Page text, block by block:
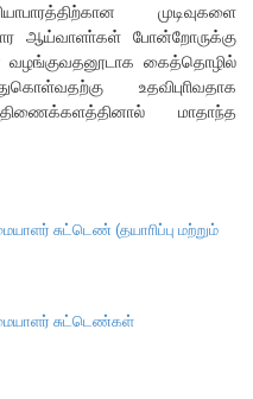
காட்சிச் சாலை
முடிவுகளை
ஆய்வாளா்கள் போன்றோருக்கு
வழங்குவதனூடாக கைத்தொழில்
உதவிபுாிவதாக
மாதாந்த
சுட்டெண் (தயாாிப்பு மற்றும்
சுட்டெண்கள்